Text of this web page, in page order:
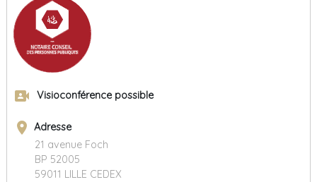
video_camera_front Visioconférence possible
place Adresse
21 avenue Foch
BP 52005
59011 LILLE CEDEX